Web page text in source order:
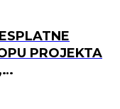
PROJEKTA